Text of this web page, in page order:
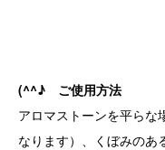
(^^♪ ご使用方法
アロマストーンを平らな
なります）、くぼみのあ